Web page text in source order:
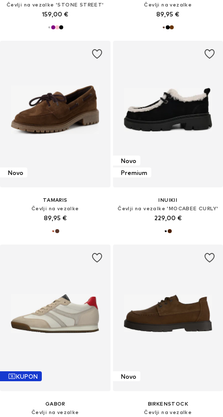
Čevlji na vezalke 'STONE STREET'
159,00 €
Čevlji na vezalke
89,95 €
Novo
TAMARIS
Čevlji na vezalke
89,95 €
Novo
Premium
INUIKII
Čevlji na vezalke 'MOCABEE CURLY'
229,00 €
KUPON
GABOR
Čevlji na vezalke
Novo
BIRKENSTOCK
Čevlji na vezalke